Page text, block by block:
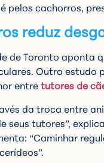
pelos cachorros,
reduz
de Toronto aponta
Outro estudo
entre tutores de
da troca entre
seus tutores”,
“Caminhar